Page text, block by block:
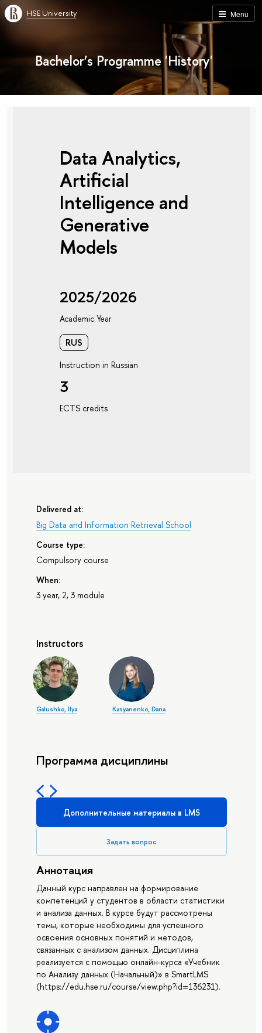
Menu
HSE University
Bachelor’s Programme 'History'
Data Analytics,
Artificial
Intelligence and
Generative
Models
2025/2026
Academic Year
RUS
Instruction in Russian
3
ECTS credits
Delivered at:
Big Data and Information Retrieval School
Course type:
Compulsory course
When:
3 year, 2, 3 module
Instructors
Galushko, Ilya Kasyanenko, Daria
Программа дисциплины
Дополнительные материалы в LMS
Задать вопрос
Аннотация
Данный курс направлен на формирование
компетенций у студентов в области статистики
и анализа данных. В курсе будут рассмотрены
темы, которые необходимы для успешного
освоения основных понятий и методов,
связанных с анализом данных. Дисциплина
реализуется с помощью онлайн-курса «Учебник
по Анализу данных (Начальный)» в SmartLMS
(https://edu.hse.ru/course/view.php?id=136231).